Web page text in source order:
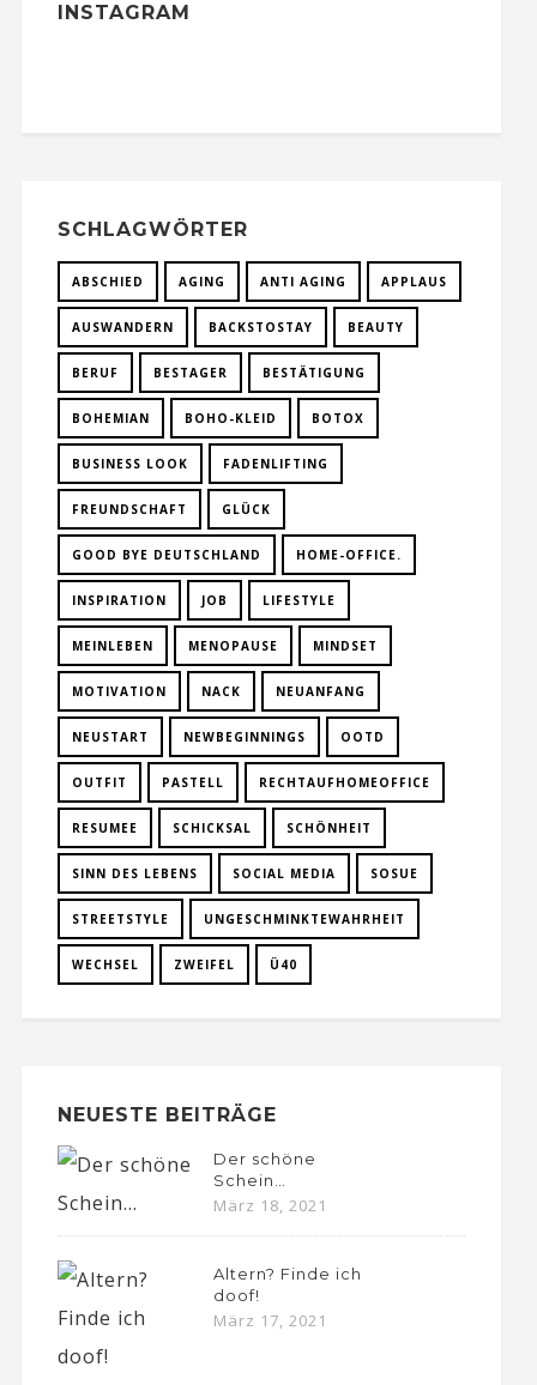
INSTAGRAM
SCHLAGWÖRTER
ABSCHIED AGING ANTI AGING APPLAUS
AUSWANDERN BACKSTOSTAY BEAUTY
BERUF BESTAGER BESTÄTIGUNG
BOHEMIAN BOHO-KLEID BOTOX
BUSINESS LOOK FADENLIFTING
FREUNDSCHAFT GLÜCK
GOOD BYE DEUTSCHLAND HOME-OFFICE.
INSPIRATION JOB LIFESTYLE
MEINLEBEN MENOPAUSE MINDSET
MOTIVATION NACK NEUANFANG
NEUSTART NEWBEGINNINGS OOTD
OUTFIT PASTELL RECHTAUFHOMEOFFICE
RESUMEE SCHICKSAL SCHÖNHEIT
SINN DES LEBENS SOCIAL MEDIA SOSUE
STREETSTYLE UNGESCHMINKTEWAHRHEIT
WECHSEL ZWEIFEL Ü40
NEUESTE BEITRÄGE
Der schöne
Schein…
März 18, 2021
Altern? Finde ich
doof!
März 17, 2021